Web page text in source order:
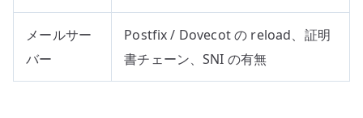
メールサー
バー
Postfix / Dovecot の reload、証明
書チェーン、SNI の有無